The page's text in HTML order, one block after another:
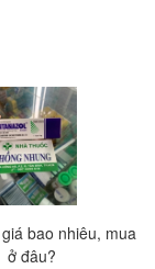
bao nhiêu, mua
ở đâu?